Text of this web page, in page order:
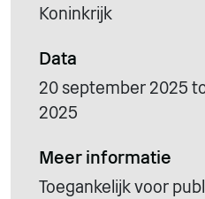
Koninkrijk
Data
20 september 2025
2025
Meer informatie
Toegankelijk voor